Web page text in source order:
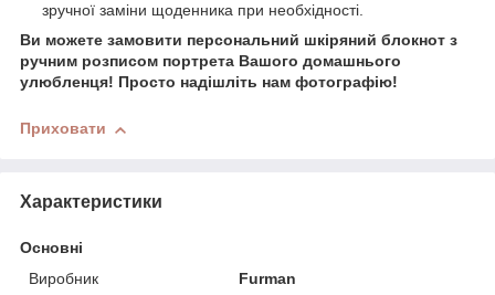
зручної заміни щоденника при необхідності.
Ви можете замовити персональний шкіряний блокнот з
ручним розписом портрета Вашого домашнього
улюбленця! Просто надішліть нам фотографію!
Приховати
Характеристики
Основні
Виробник
Furman